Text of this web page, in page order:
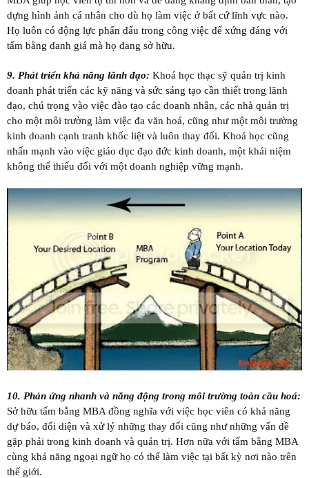
dựng hình ảnh cá nhân cho dù họ làm việc ở bất cứ lĩnh vực nào.
Họ luôn có động lực phấn đấu trong công việc để xứng đáng với
tấm bằng danh giá mà họ đang sở hữu.
9. Phát triển khả năng lãnh đạo: Khoá học thạc sỹ quản trị kinh
doanh phát triển các kỹ năng và sức sáng tạo cần thiết trong lãnh
đạo, chú trọng vào việc đào tạo các doanh nhân, các nhà quản trị
cho một môi trường làm việc đa văn hoá, cũng như một môi trường
kinh doanh cạnh tranh khốc liệt và luôn thay đổi. Khoá học cũng
nhấn mạnh vào việc giáo dục đạo đức kinh doanh, một khái niệm
không thể thiếu đối với một doanh nghiệp vững mạnh.
10. Phản ứng nhanh và năng động trong môi trường toàn cầu hoá:
Sở hữu tấm bằng MBA đồng nghĩa với việc học viên có khả năng
dự báo, đối diện và xử lý những thay đổi cũng như những vấn đề
gặp phải trong kinh doanh và quản trị. Hơn nữa với tấm bằng MBA
cùng khả năng ngoại ngữ họ có thể làm việc tại bất kỳ nơi nào trên
thế giới.